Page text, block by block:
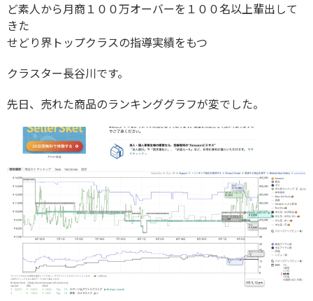
ど素人から月商１００万オーバーを１００名以上輩出して
きた
せどり界トップクラスの指導実績をもつ
クラスター長谷川です。
先日、売れた商品のランキンググラフが変でした。